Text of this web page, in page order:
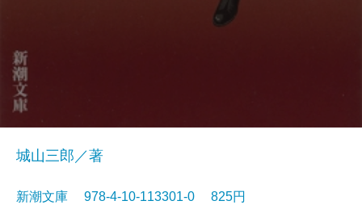
城山三郎／著
新潮文庫 978-4-10-113301-0 825円